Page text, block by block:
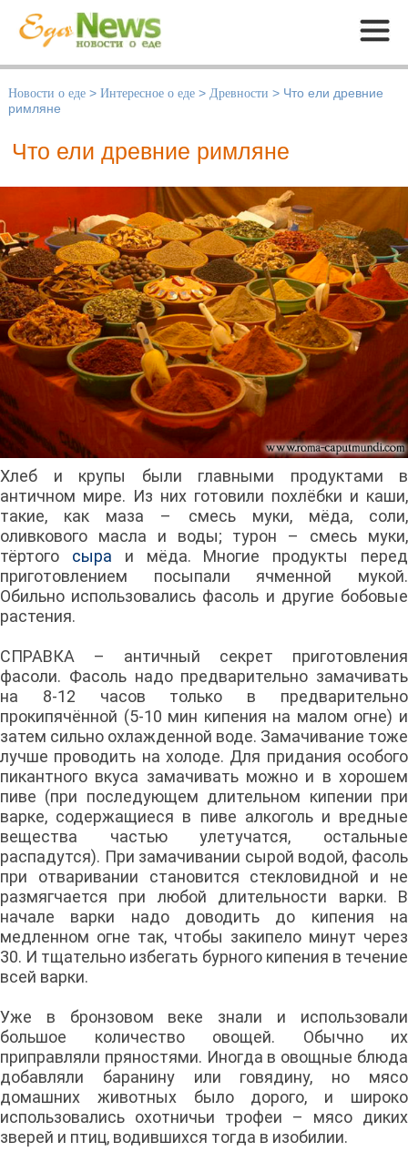
Меню
Новости о еде > Интересное о еде > Древности > Что ели древние
римляне
Что ели древние римляне
Хлеб и крупы были главными продуктами в
античном мире. Из них готовили похлёбки и каши,
такие, как маза – смесь муки, мёда, соли,
оливкового масла и воды; турон – смесь муки,
тёртого сыра и мёда. Многие продукты перед
приготовлением посыпали ячменной мукой.
Обильно использовались фасоль и другие бобовые
растения.
СПРАВКА – античный секрет приготовления
фасоли. Фасоль надо предварительно замачивать
на 8-12 часов только в предварительно
прокипячённой (5-10 мин кипения на малом огне) и
затем сильно охлажденной воде. Замачивание тоже
лучше проводить на холоде. Для придания особого
пикантного вкуса замачивать можно и в хорошем
пиве (при последующем длительном кипении при
варке, содержащиеся в пиве алкоголь и вредные
вещества частью улетучатся, остальные
распадутся). При замачивании сырой водой, фасоль
при отваривании становится стекловидной и не
размягчается при любой длительности варки. В
начале варки надо доводить до кипения на
медленном огне так, чтобы закипело минут через
30. И тщательно избегать бурного кипения в течение
всей варки.
Уже в бронзовом веке знали и использовали
большое количество овощей. Обычно их
приправляли пряностями. Иногда в овощные блюда
добавляли баранину или говядину, но мясо
домашних животных было дорого, и широко
использовались охотничьи трофеи – мясо диких
зверей и птиц, водившихся тогда в изобилии.